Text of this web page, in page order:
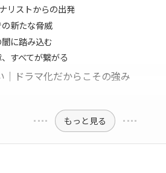
リストからの出発
新たな脅威
に踏み込む
すべてが繋がる
｜ドラマ化だからこその強み
もっと見る